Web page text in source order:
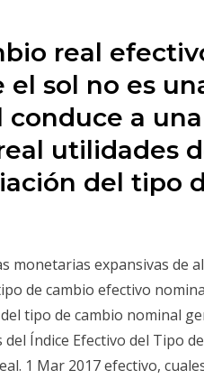
real
el sol no es
conduce a
utilidades
del tipo
monetarias expansivas de
de cambio efectivo
tipo de cambio nominal
del Índice Efectivo del Tipo
1 Mar 2017 efectivo,